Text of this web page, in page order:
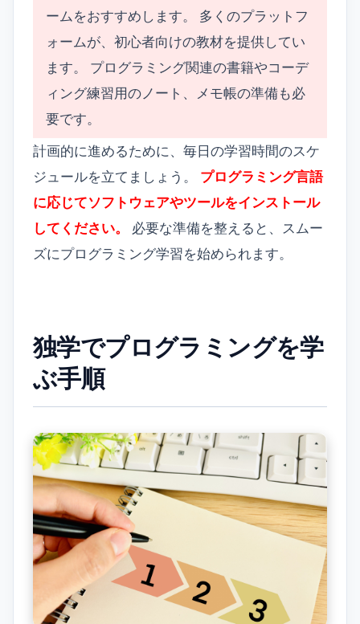
ームをおすすめします。 多くのプラットフ
ォームが、初心者向けの教材を提供してい
ます。 プログラミング関連の書籍やコーデ
ィング練習用のノート、メモ帳の準備も必
要です。
計画的に進めるために、毎日の学習時間のスケ
ジュールを立てましょう。 プログラミング言語
に応じてソフトウェアやツールをインストール
してください。
必要な準備を整えると、スムー
ズにプログラミング学習を始められます。
独学でプログラミングを学
ぶ手順